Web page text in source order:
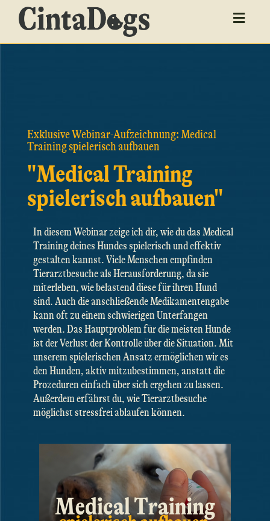
Toggle
Exklusive Webinar-Aufzeichnung: Medical
Training spielerisch aufbauen
"Medical Training
spielerisch aufbauen"
In diesem Webinar zeige ich dir, wie du das Medical
Training deines Hundes spielerisch und effektiv
gestalten kannst. Viele Menschen empfinden
Tierarztbesuche als Herausforderung, da sie
miterleben, wie belastend diese für ihren Hund
sind. Auch die anschließende Medikamentengabe
kann oft zu einem schwierigen Unterfangen
werden. Das Hauptproblem für die meisten Hunde
ist der Verlust der Kontrolle über die Situation. Mit
unserem spielerischen Ansatz ermöglichen wir es
den Hunden, aktiv mitzubestimmen, anstatt die
Prozeduren einfach über sich ergehen zu lassen.
Außerdem erfährst du, wie Tierarztbesuche
möglichst stressfrei ablaufen können.